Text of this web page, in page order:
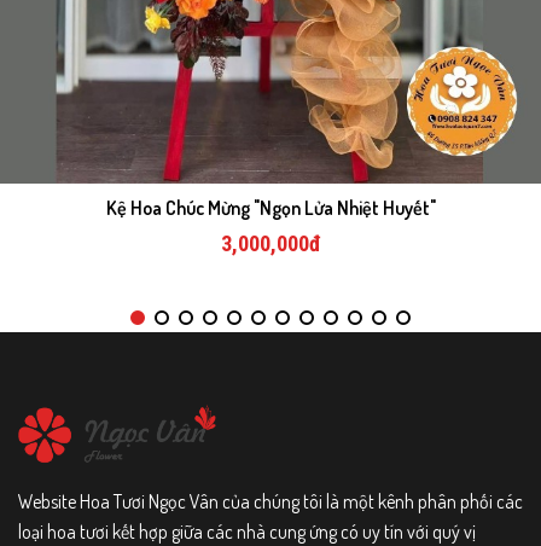
Kệ Hoa Chúc Mừng "Ngọn Lửa Nhiệt Huyết"
3,000,000đ
Website Hoa Tươi Ngọc Vân của chúng tôi là một kênh phân phối các
loại hoa tươi kết hợp giữa các nhà cung ứng có uy tín với quý vị